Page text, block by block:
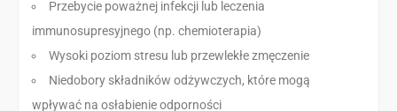
Przebycie poważnej infekcji lub leczenia
immunosupresyjnego (np. chemioterapia)
Wysoki poziom stresu lub przewlekłe zmęczenie
Niedobory składników odżywczych, które mogą
wpływać na osłabienie odporności